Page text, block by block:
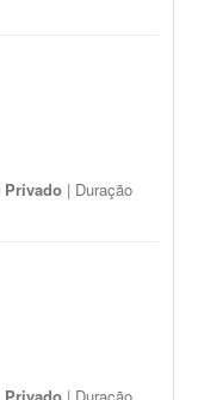
Privado | Duração